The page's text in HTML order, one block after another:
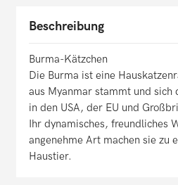
Beschreibung
Burma-Kätzchen
Die Burma ist eine
aus Myanmar stammt und sich
in den USA, der EU und
Ihr dynamisches, freundliches
angenehme Art machen sie zu
Haustier.